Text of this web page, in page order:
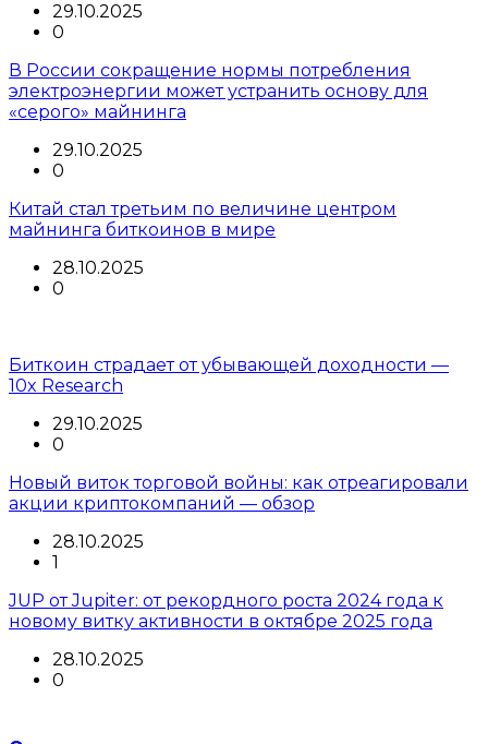
29.10.2025
0
В России сокращение нормы потребления
электроэнергии может устранить основу для
«серого» майнинга
29.10.2025
0
Китай стал третьим по величине центром
майнинга биткоинов в мире
28.10.2025
0
Биткоин страдает от убывающей доходности —
10x Research
29.10.2025
0
Новый виток торговой войны: как отреагировали
акции криптокомпаний — обзор
28.10.2025
1
JUP от Jupiter: от рекордного роста 2024 года к
новому витку активности в октябре 2025 года
28.10.2025
0